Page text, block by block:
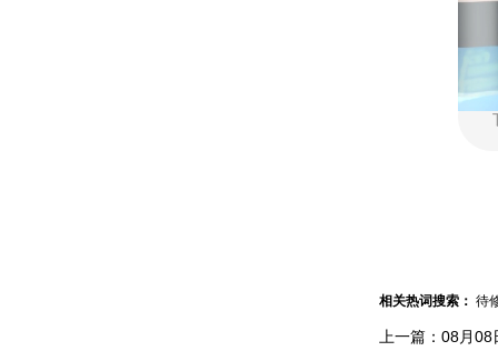
相关热词搜索： 待
上一篇： 08月08